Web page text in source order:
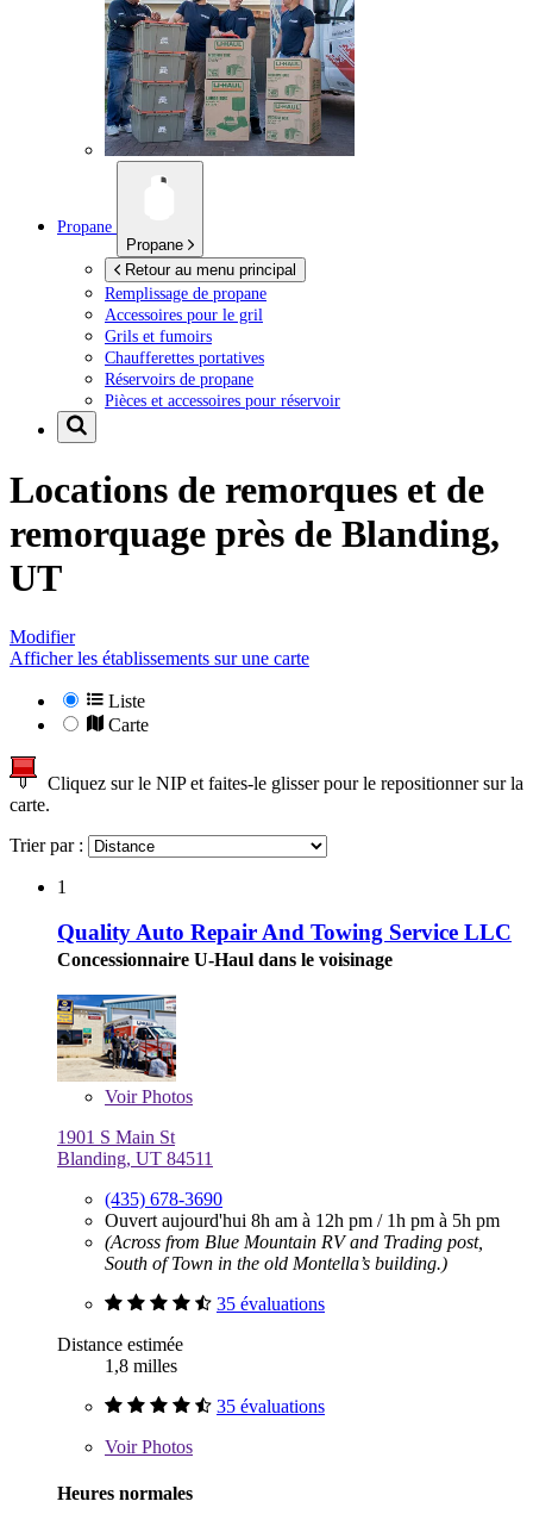
Propane
Propane
Retour au menu principal
Remplissage de propane
Accessoires pour le gril
Grils et fumoirs
Chaufferettes portatives
Réservoirs de propane
Pièces et accessoires pour réservoir
Locations de remorques et de
remorquage près de Blanding,
UT
Modifier
Afficher les établissements sur une carte
Liste
Carte
Cliquez sur le NIP et faites-le glisser pour le repositionner sur la
carte.
Trier par :
1
Quality Auto Repair And Towing Service LLC
Concessionnaire U-Haul dans le voisinage
VoirPhotos
1901 S Main St
Blanding, UT 84511
(435) 678-3690
Ouvert aujourd'hui 8h am à 12h pm / 1h pm à 5h pm
(Across from Blue Mountain RV and Trading post,
South of Town in the old Montella’s building.)
35 évaluations
Distance estimée
1,8 milles
35 évaluations
VoirPhotos
Heures normales